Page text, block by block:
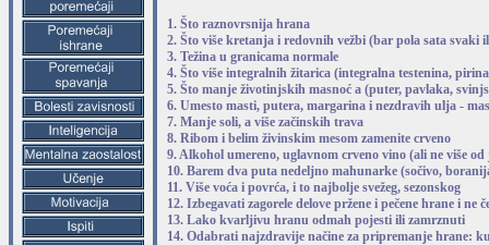
1. Što raznovrsnija hrana
2. Što više kretanja i redovnih vežbi (bar pola sata svaki
3. Težina u granicama normale
4. Što više integralnih žitarica (integralna testenina,
5. Što manje životinjskih masnoć a (puter, pavlaka,
6. Umesto masti, putera, margarina i nezdravih ulja -
7. Manje soli, a više začinskih trava
8. Ribom i belim živinskim mesom zamenite crveno
9. Alkohol umereno, uglavnom crveno vino (ali ne više
10. Barem dva puta nedeljno mahunarke (sočivo,
11. Više voća i povrća, i to najbolje svežeg, sezonskog
12. Izbegavati zagorele delove pržene i pečene hrane i ne
13. Lako kvarljivu hranu odmah pojesti ili zamrznuti
14. Odabrati najzdravije načine za pripremanje hrane: